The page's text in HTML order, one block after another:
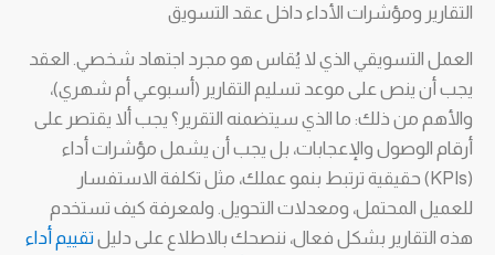
التقارير ومؤشرات الأداء داخل عقد التسويق
العمل التسويقي الذي لا يُقاس هو مجرد اجتهاد شخصي. العقد
يجب أن ينص على موعد تسليم التقارير (أسبوعي أم شهري)،
والأهم من ذلك: ما الذي سيتضمنه التقرير؟ يجب ألا يقتصر على
أرقام الوصول والإعجابات، بل يجب أن يشمل مؤشرات أداء
(KPIs) حقيقية ترتبط بنمو عملك، مثل تكلفة الاستفسار
للعميل المحتمل، ومعدلات التحويل. ولمعرفة كيف تستخدم
هذه التقارير بشكل فعال، ننصحك بالاطلاع على دليلتقييم أداء